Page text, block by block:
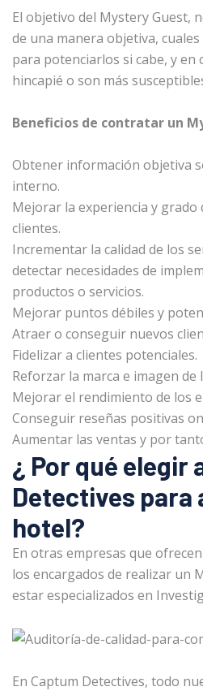
El objetivo del Mystery Guest,
de una manera objetiva,
para potenciarlos si cabe, y en
hincapié o son más
Beneficios de contratar un
Obtener información objetiva
interno.
Mejorar la experiencia y grado
clientes.
Incrementar la calidad de los
detectar necesidades de
productos o servicios.
Mejorar puntos débiles y
Atraer o conseguir nuevos
Fidelizar a clientes potenciales.
Reforzar la marca e imagen de
Mejorar el rendimiento de los
Conseguir reseñas positivas
Aumentar las ventas y por
¿ Por qué elegir
Detectives para
hotel?
En otras empresas que
los encargados de realizar un
estar especializados en
En Captum Detectives, todo